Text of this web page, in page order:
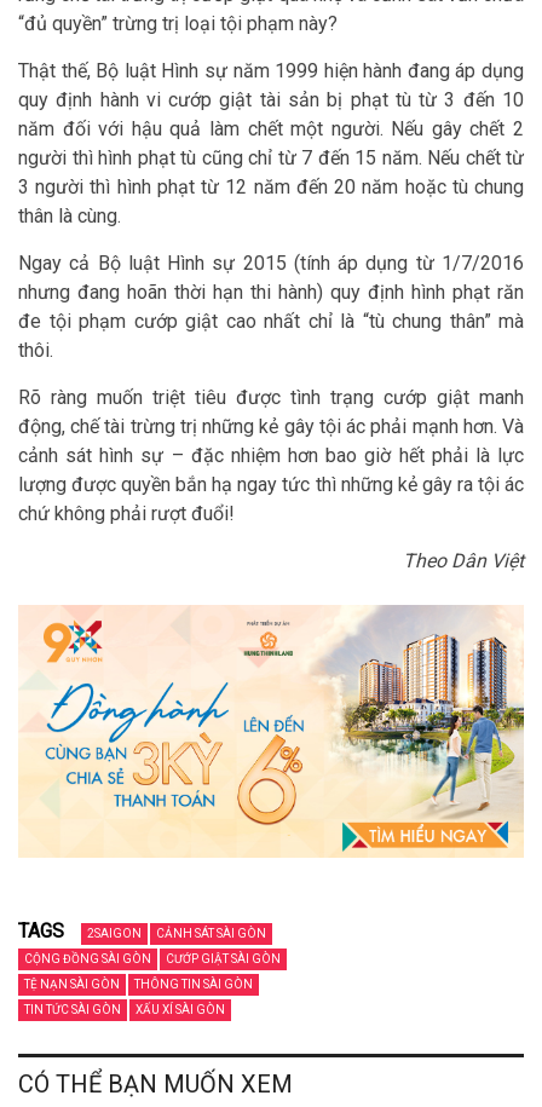
“đủ quyền” trừng trị loại tội phạm này?
Thật thế, Bộ luật Hình sự năm 1999 hiện hành đang áp dụng
quy định hành vi cướp giật tài sản bị phạt tù từ 3 đến 10
năm đối với hậu quả làm chết một người. Nếu gây chết 2
người thì hình phạt tù cũng chỉ từ 7 đến 15 năm. Nếu chết từ
3 người thì hình phạt từ 12 năm đến 20 năm hoặc tù chung
thân là cùng.
Ngay cả Bộ luật Hình sự 2015 (tính áp dụng từ 1/7/2016
nhưng đang hoãn thời hạn thi hành) quy định hình phạt răn
đe tội phạm cướp giật cao nhất chỉ là “tù chung thân” mà
thôi.
Rõ ràng muốn triệt tiêu được tình trạng cướp giật manh
động, chế tài trừng trị những kẻ gây tội ác phải mạnh hơn. Và
cảnh sát hình sự – đặc nhiệm hơn bao giờ hết phải là lực
lượng được quyền bắn hạ ngay tức thì những kẻ gây ra tội ác
chứ không phải rượt đuổi!
Theo Dân Việt
TAGS 2SAIGON
CẢNH SÁT SÀI GÒN
CỘNG ĐỒNG SÀI GÒN
CƯỚP GIẬT SÀI GÒN
TỆ NẠN SÀI GÒN
THÔNG TIN SÀI GÒN
TIN TỨC SÀI GÒN
XẤU XÍ SÀI GÒN
CÓ THỂ BẠN MUỐN XEM